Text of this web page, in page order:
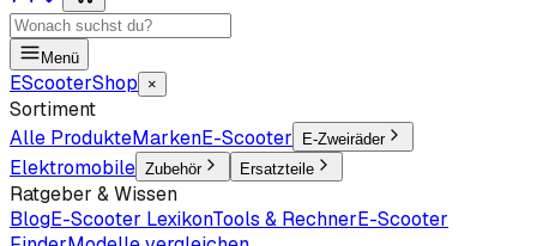
Menü
EScooterShop ×
Sortiment
Alle ProdukteMarkenE-Scooter E-Zweiräder
Elektromobile Zubehör Ersatzteile
Ratgeber & Wissen
BlogE-Scooter LexikonTools & RechnerE-Scooter